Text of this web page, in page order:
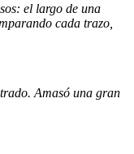
el largo de una
cada trazo,
Amasó una gran